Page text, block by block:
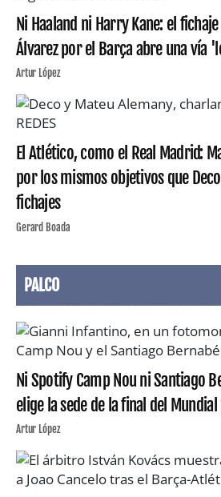
Ni Haaland ni Harry Kane: el
Álvarez por el Barça abre una vía
Artur López
El Atlético, como el Real Madrid:
por los mismos objetivos que
fichajes
Gerard Boada
PALCO
Ni Spotify Camp Nou ni Santiago
elige la sede de la final del
Artur López